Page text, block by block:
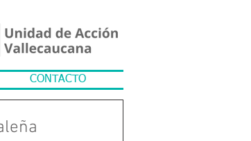
CONTACTO